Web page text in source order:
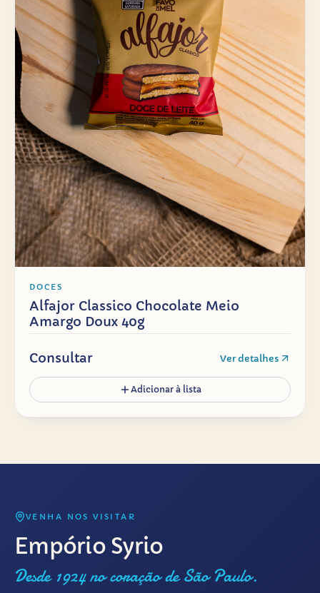
DOCES
Alfajor Classico Chocolate Meio
Amargo Doux 40g
Consultar Ver detalhes
Adicionar à lista
VENHA NOS VISITAR
Empório Syrio
Desde 1924 no coração de São Paulo.